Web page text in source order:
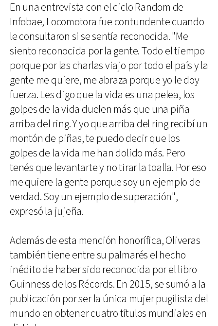
En una entrevista con el ciclo Random de
Infobae, Locomotora fue contundente cuando
le consultaron si se sentía reconocida. "Me
siento reconocida por la gente. Todo el tiempo
porque por las charlas viajo por todo el país y la
gente me quiere, me abraza porque yo le doy
fuerza. Les digo que la vida es una pelea, los
golpes de la vida duelen más que una piña
arriba del ring. Y yo que arriba del ring recibí un
montón de piñas, te puedo decir que los
golpes de la vida me han dolido más. Pero
tenés que levantarte y no tirar la toalla. Por eso
me quiere la gente porque soy un ejemplo de
verdad. Soy un ejemplo de superación",
expresó la jujeña.
Además de esta mención honorífica, Oliveras
también tiene entre su palmarés el hecho
inédito de haber sido reconocida por el libro
Guinness de los Récords. En 2015, se sumó a la
publicación por ser la única mujer pugilista del
mundo en obtener cuatro títulos mundiales en